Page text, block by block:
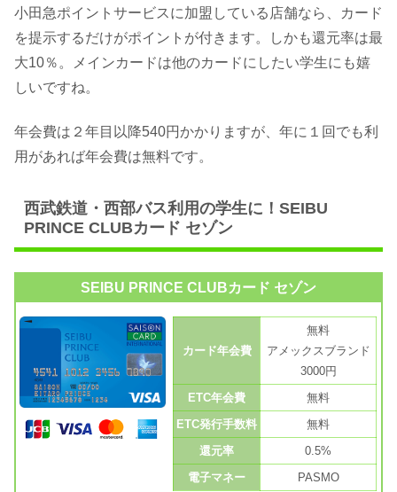
小田急ポイントサービスに加盟している店舗なら、カード
を提示するだけがポイントが付きます。しかも還元率は最
大10％。メインカードは他のカードにしたい学生にも嬉
しいですね。
年会費は２年目以降540円かかりますが、年に１回でも利
用があれば年会費は無料です。
西武鉄道・西部バス利用の学生に！SEIBU
PRINCE CLUBカード セゾン
SEIBU PRINCE CLUBカード セゾン
カード年会費
無料
アメックスブランド
3000円
ETC年会費
無料
ETC発行手数料
無料
還元率
0.5%
電子マネー
PASMO